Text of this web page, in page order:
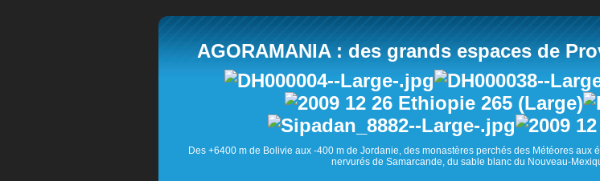
AGORAMANIA : des grands espaces de
Des +6400 m de Bolivie aux -400 m de Jordanie, des monastères perchés des Météores
nervurés de Samarcande, du sable blanc du Nouveau-